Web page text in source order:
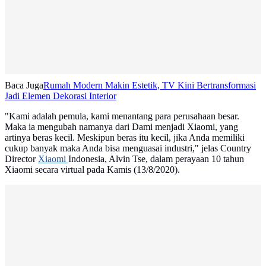
Baca JugaRumah Modern Makin Estetik, TV Kini Bertransformasi
Jadi Elemen Dekorasi Interior
"Kami adalah pemula, kami menantang para perusahaan besar.
Maka ia mengubah namanya dari Dami menjadi Xiaomi, yang
artinya beras kecil. Meskipun beras itu kecil, jika Anda memiliki
cukup banyak maka Anda bisa menguasai industri," jelas Country
DirectorXiaomi Indonesia, Alvin Tse, dalam perayaan 10 tahun
Xiaomi secara virtual pada Kamis (13/8/2020).